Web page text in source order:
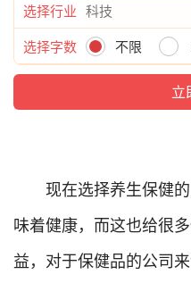
选择行业
选择字数
不限
现在选择养生保健
味着健康，而这也给很
益，对于保健品的公司